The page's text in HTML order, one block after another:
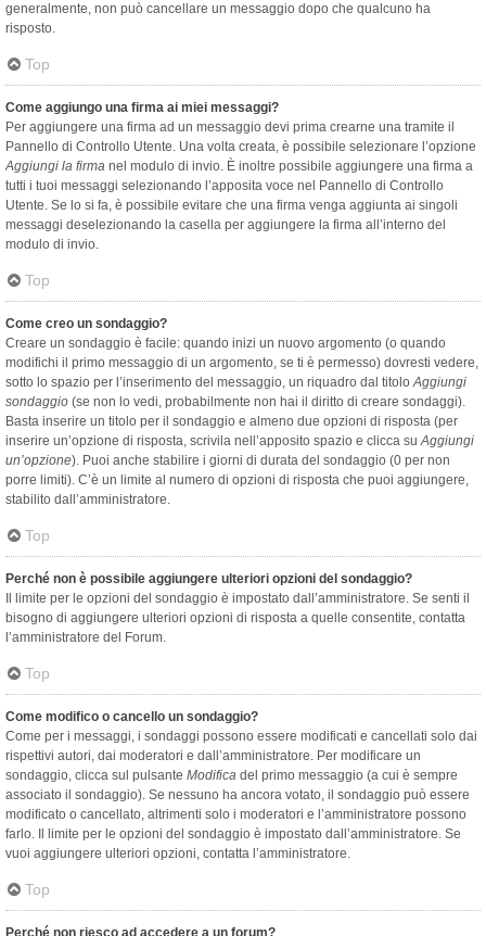
generalmente, non può cancellare un messaggio dopo che qualcuno ha
risposto.
Top
Come aggiungo una firma ai miei messaggi?
Per aggiungere una firma ad un messaggio devi prima crearne una tramite il
Pannello di Controllo Utente. Una volta creata, è possibile selezionare l’opzione
Aggiungi la firma nel modulo di invio. È inoltre possibile aggiungere una firma a
tutti i tuoi messaggi selezionando l’apposita voce nel Pannello di Controllo
Utente. Se lo si fa, è possibile evitare che una firma venga aggiunta ai singoli
messaggi deselezionando la casella per aggiungere la firma all’interno del
modulo di invio.
Top
Come creo un sondaggio?
Creare un sondaggio è facile: quando inizi un nuovo argomento (o quando
modifichi il primo messaggio di un argomento, se ti è permesso) dovresti vedere,
sotto lo spazio per l’inserimento del messaggio, un riquadro dal titoloAggiungi
sondaggio (se non lo vedi, probabilmente non hai il diritto di creare sondaggi).
Basta inserire un titolo per il sondaggio e almeno due opzioni di risposta (per
inserire un’opzione di risposta, scrivila nell’apposito spazio e clicca suAggiungi
un’opzione). Puoi anche stabilire i giorni di durata del sondaggio (0 per non
porre limiti). C’è un limite al numero di opzioni di risposta che puoi aggiungere,
stabilito dall’amministratore.
Top
Perché non è possibile aggiungere ulteriori opzioni del sondaggio?
Il limite per le opzioni del sondaggio è impostato dall’amministratore. Se senti il
bisogno di aggiungere ulteriori opzioni di risposta a quelle consentite, contatta
l’amministratore del Forum.
Top
Come modifico o cancello un sondaggio?
Come per i messaggi, i sondaggi possono essere modificati e cancellati solo dai
rispettivi autori, dai moderatori e dall’amministratore. Per modificare un
sondaggio, clicca sul pulsante Modifica del primo messaggio (a cui è sempre
associato il sondaggio). Se nessuno ha ancora votato, il sondaggio può essere
modificato o cancellato, altrimenti solo i moderatori e l’amministratore possono
farlo. Il limite per le opzioni del sondaggio è impostato dall’amministratore. Se
vuoi aggiungere ulteriori opzioni, contatta l’amministratore.
Top
Perché non riesco ad accedere a un forum?